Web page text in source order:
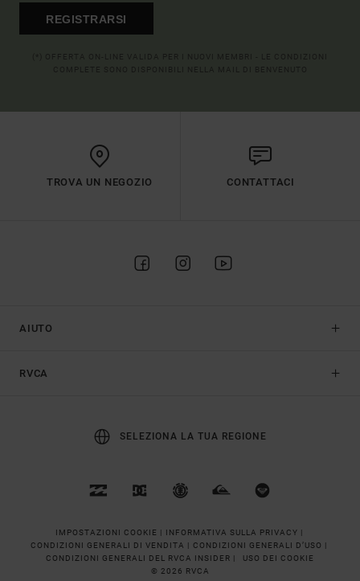
REGISTRARSI
TROVA UN NEGOZIO CONTATTACI
AIUTO
RVCA
SELEZIONA LA TUA REGIONE
IMPOSTAZIONI COOKIE | INFORMATIVA SULLA PRIVACY |
CONDIZIONI GENERALI DI VENDITA | CONDIZIONI GENERALI D’USO |
CONDIZIONI GENERALI DEL RVCA INSIDER |
USO DEI COOKIE
© 2026 RVCA